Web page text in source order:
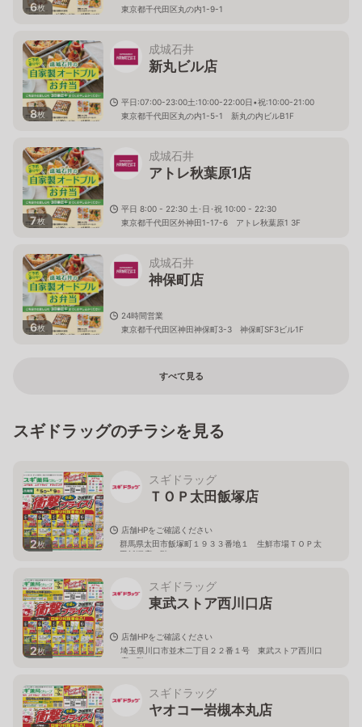
6枚 東京都千代田区丸の内1-9-1
8枚
成城石井
新丸ビル店
平日:07:00-23:00土:10:00-22:00日•祝:10:00-21:00
東京都千代田区丸の内1-5-1 新丸の内ビルB1F
7枚
成城石井
アトレ秋葉原1店
平日 8:00 - 22:30 土･日･祝 10:00 - 22:30
東京都千代田区外神田1-17-6 アトレ秋葉原1 3F
6枚
成城石井
神保町店
24時間営業
東京都千代田区神田神保町3-3 神保町SF3ビル1F
すべて見る
スギドラッグのチラシを見る
2枚
スギドラッグ
ＴＯＰ太田飯塚店
店舗HPをご確認ください
群馬県太田市飯塚町１９３３番地１ 生鮮市場ＴＯＰ太
田飯塚店１階
2枚
スギドラッグ
東武ストア西川口店
店舗HPをご確認ください
埼玉県川口市並木二丁目２２番１号 東武ストア西川口
店２階
スギドラッグ
ヤオコー岩槻本丸店